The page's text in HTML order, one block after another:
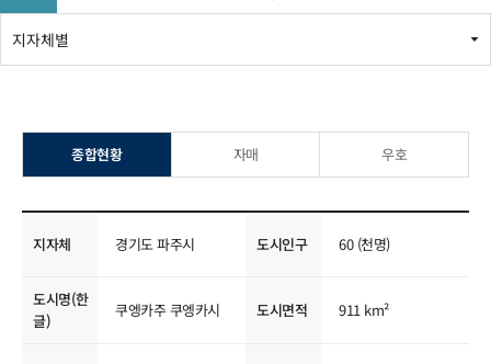
지방외교 추진
국제업무24
국제기구회의
국제교류현황
지자체별
종합현황 자매 우호
지자체 경기도 파주시 도시인구 60 (천명)
도시명(한
글)
쿠엥카주 쿠엥카시 도시면적 911 km²